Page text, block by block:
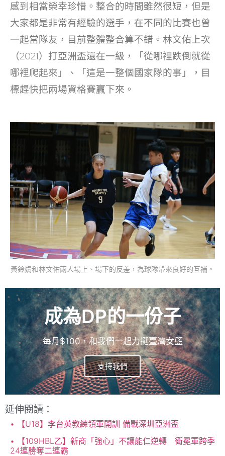
感到相當榮幸珍惜。整合的時間雖然很短，但是
大家都是非常有經驗的選手，在不同的比賽也曾
一起當隊友，目前整體整合算不錯。林文佑上次
（2021）打亞洲盃還在一級，「從哪裡跌倒就從
哪裡爬起來」、「這是一整個國家隊的事」，目
標趕快把兩場資格賽贏下來。
黃鈴娟和林文佑兩人場上、場下的反差，為球隊帶來良好的互補。
成為DP的一份子
每月$100，和我們一起力挺臺灣女籃
支持我們
延伸閱讀：
【U18】李台英教練領軍開訓 備戰深圳亞洲盃
【109HBL乙】新商「強心」不讓能仁逆轉 衛冕軍跨季
24連勝奪二連霸